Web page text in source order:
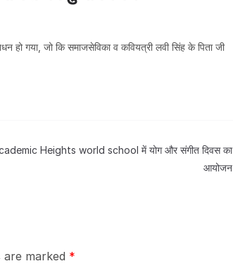
हो गया, जो कि समाजसेविका व कवियत्री लवी सिंह के पिता जी
Heights world school में योग और संगीत दिवस का
आयोजन
are marked *